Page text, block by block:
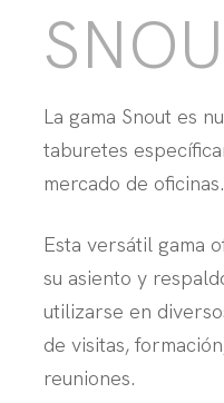
La gama Snout es
taburetes
mercado de oficinas.
Esta versátil gama
su asiento y
utilizarse en
de visitas,
reuniones.